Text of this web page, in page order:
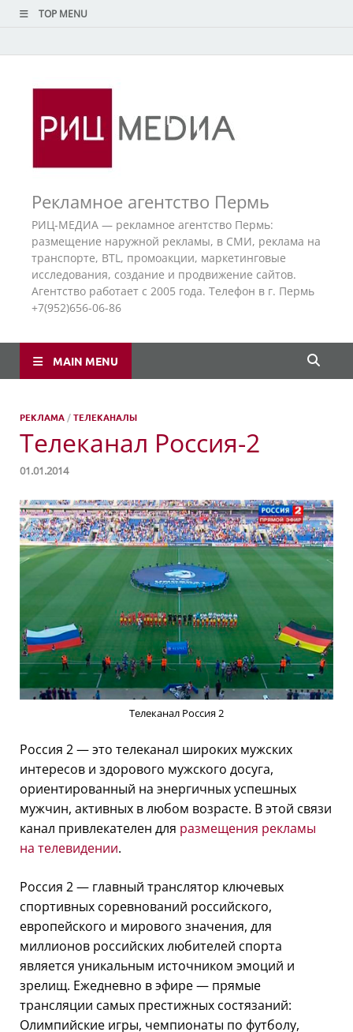
TOP MENU
Рекламное агентство Пермь
РИЦ-МЕДИА — рекламное агентство Пермь:
размещение наружной рекламы, в СМИ, реклама на
транспорте, BTL, промоакции, маркетинговые
исследования, создание и продвижение сайтов.
Агентство работает с 2005 года. Телефон в г. Пермь
+7(952)656-06-86
MAIN MENU
РЕКЛАМА /ТЕЛЕКАНАЛЫ
Телеканал Россия-2
01.01.2014
Телеканал Россия 2
Россия 2 — это телеканал широких мужских
интересов и здорового мужского досуга,
ориентированный на энергичных успешных
мужчин, активных в любом возрасте. В этой связи
канал привлекателен для размещения рекламы
на телевидении.
Россия 2 — главный транслятор ключевых
спортивных соревнований российского,
европейского и мирового значения, для
миллионов российских любителей спорта
является уникальным источником эмоций и
зрелищ. Ежедневно в эфире — прямые
трансляции самых престижных состязаний:
Олимпийские игры, чемпионаты по футболу,